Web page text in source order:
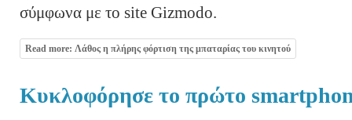
σύμφωνα με το site Gizmodo.
Read more: Λάθος η πλήρης φόρτιση της μπαταρίας του κινητού
Κυκλοφόρησε το πρώτο